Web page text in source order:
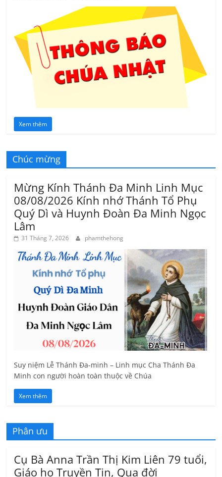
Xem thêm
Chúc mừng
Mừng Kính Thánh Đa Minh Linh Mục
08/08/2026 Kính nhớ Thánh Tổ Phụ
Quý Dì và Huynh Đoàn Đa Minh Ngọc
Lâm
31 Tháng 7, 2026 phamthehong
Suy niệm Lễ Thánh Đa-minh – Linh mục Cha Thánh Đa
Minh con người hoàn toàn thuộc về Chúa
Xem thêm
Phân ưu
Cụ Bà Anna Trần Thị Kim Liên 79 tuổi,
Giáo họ Truyền Tin, Qua đời